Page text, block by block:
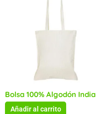
Bolsa 100% Algodón India
Añadir al carrito